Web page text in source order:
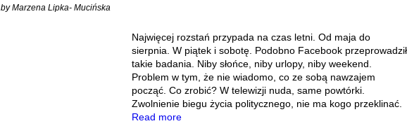
by Marzena Lipka- Mucińska
Najwięcej rozstań przypada na czas letni. Od maja do
sierpnia. W piątek i sobotę. Podobno Facebook przeprowadził
takie badania. Niby słońce, niby urlopy, niby weekend.
Problem w tym, że nie wiadomo, co ze sobą nawzajem
począć. Co zrobić? W telewizji nuda, same powtórki.
Zwolnienie biegu życia politycznego, nie ma kogo przeklinać.
Read more